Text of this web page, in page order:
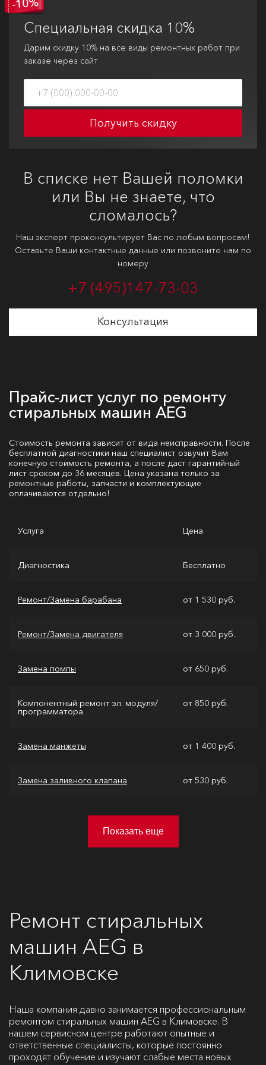
Специальная скидка 10%
Дарим скидку 10% на все виды ремонтных работ при
заказе через сайт
Получить скидку
В списке нет Вашей поломки
или Вы не знаете, что
сломалось?
Наш эксперт проконсультирует Вас по любым вопросам!
Оставьте Ваши контактные данные или позвоните нам по
номеру
+7 (495)147-73-03
Консультация
Прайс-лист услуг по ремонту
стиральных машин AEG
Стоимость ремонта зависит от вида неисправности. После
бесплатной диагностики наш специалист озвучит Вам
конечную стоимость ремонта, а после даст гарантийный
лист сроком до 36 месяцев. Цена указана только за
ремонтные работы, запчасти и комплектующие
оплачиваются отдельно!
Услуга Цена
Диагностика Бесплатно
Ремонт/Замена барабана от 1 530 руб.
Ремонт/Замена двигателя от 3 000 руб.
Замена помпы от 650 руб.
Компонентный ремонт эл. модуля/
программатора
от 850 руб.
Замена манжеты от 1 400 руб.
Замена заливного клапана от 530 руб.
Показать еще
Ремонт стиральных
машин AEG в
Климовске
Наша компания давно занимается профессиональным
ремонтом стиральных машин AEG в Климовске. В
нашем сервисном центре работают опытные и
ответственные специалисты, которые постоянно
проходят обучение и изучают слабые места новых